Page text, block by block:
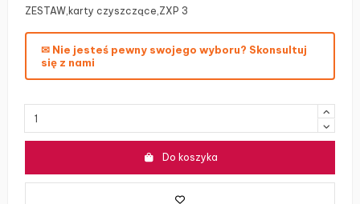
ZESTAW,karty czyszczące,ZXP 3
✉ Nie jesteś pewny swojego wyboru? Skonsultuj
się z nami
Do koszyka